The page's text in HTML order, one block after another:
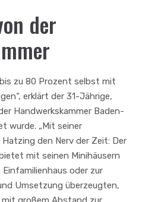
der
zu 80 Prozent selbst mit
erklärt der 31-Jährige,
Handwerkskammer Baden-
wurde. „Mit seiner
den Nerv der Zeit: Der
mit seinen Minihäusern
oder zur
Umsetzung überzeugten,